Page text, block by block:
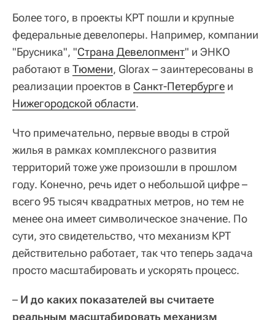
Более того, в проекты КРТ пошли и крупные
федеральные девелоперы. Например, компании
"Брусника", "Страна Девелопмент" и ЭНКО
работают в Тюмени, Glorax – заинтересованы в
реализации проектов в Санкт-Петербурге и
Нижегородской области.
Что примечательно, первые вводы в строй
жилья в рамках комплексного развития
территорий тоже уже произошли в прошлом
году. Конечно, речь идет о небольшой цифре –
всего 95 тысяч квадратных метров, но тем не
менее она имеет символическое значение. По
сути, это свидетельство, что механизм КРТ
действительно работает, так что теперь задача
просто масштабировать и ускорять процесс.
– И до каких показателей вы считаете
реальным масштабировать механизм